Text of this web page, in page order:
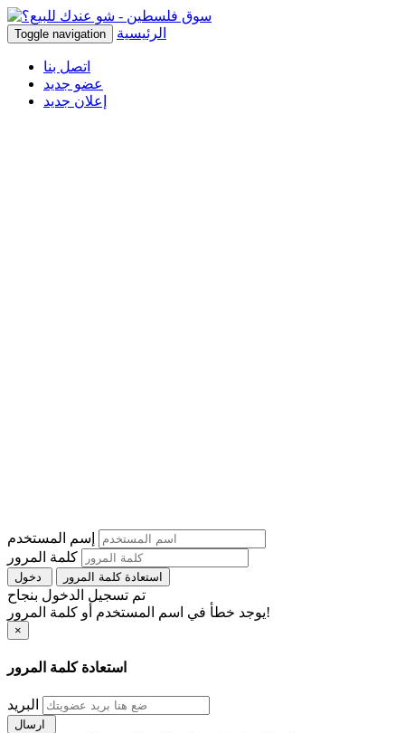
Toggle navigation الرئيسية
اتصل بنا
عضو جديد
إعلان جديد
إسم المستخدم
كلمة المرور
استعادة كلمة المرور
تم تسجيل الدخول بنجاح
يوجد خطأ في اسم المستخدم أو كلمة المرور!
×
استعادة كلمة المرور
البريد